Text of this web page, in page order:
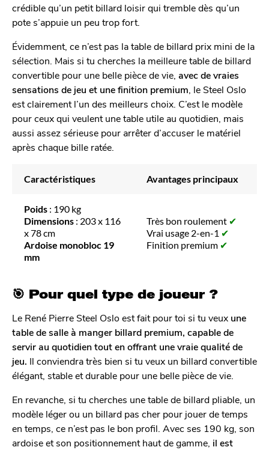
crédible qu’un petit billard loisir qui tremble dès qu’un
pote s’appuie un peu trop fort.
Évidemment, ce n’est pas la table de billard prix mini de la
sélection. Mais si tu cherches la meilleure table de billard
convertible pour une belle pièce de vie, avec de vraies
sensations de jeu et une finition premium , le Steel Oslo
est clairement l’un des meilleurs choix. C’est le modèle
pour ceux qui veulent une table utile au quotidien, mais
aussi assez sérieuse pour arrêter d’accuser le matériel
après chaque bille ratée.
Caractéristiques Avantages principaux
Poids : 190 kg
Dimensions : 203 x 116
x 78 cm
Ardoise monobloc 19
mm
Très bon roulement ✔
Vrai usage 2-en-1 ✔
Finition premium ✔
🎯 Pour quel type de joueur ?
Le René Pierre Steel Oslo est fait pour toi si tu veux une
table de salle à manger billard premium, capable de
servir au quotidien tout en offrant une vraie qualité de
jeu. Il conviendra très bien si tu veux un billard convertible
élégant, stable et durable pour une belle pièce de vie.
En revanche, si tu cherches une table de billard pliable, un
modèle léger ou un billard pas cher pour jouer de temps
en temps, ce n’est pas le bon profil. Avec ses 190 kg, son
ardoise et son positionnement haut de gamme, il est